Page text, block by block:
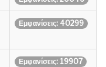
Εμφανίσεις: 40299
Εμφανίσεις: 19907